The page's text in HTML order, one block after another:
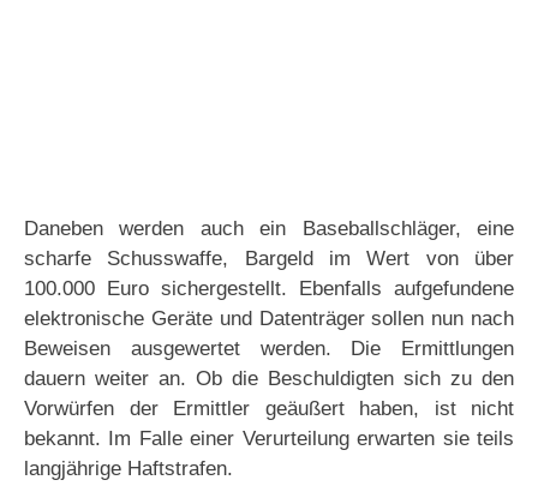
Daneben werden auch ein Baseballschläger, eine
scharfe Schusswaffe, Bargeld im Wert von über
100.000 Euro sichergestellt. Ebenfalls aufgefundene
elektronische Geräte und Datenträger sollen nun nach
Beweisen ausgewertet werden. Die Ermittlungen
dauern weiter an. Ob die Beschuldigten sich zu den
Vorwürfen der Ermittler geäußert haben, ist nicht
bekannt. Im Falle einer Verurteilung erwarten sie teils
langjährige Haftstrafen.